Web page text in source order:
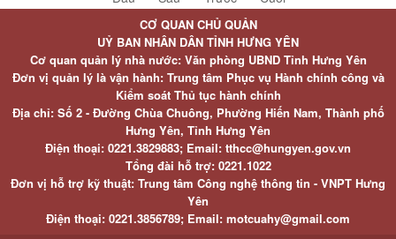
CƠ QUAN CHỦ QUẢN
UỶ BAN NHÂN DÂN TỈNH HƯNG YÊN
Cơ quan quản lý nhà nước: Văn phòng UBND Tỉnh Hưng Yên
Đơn vị quản lý là vận hành: Trung tâm Phục vụ Hành chính công và
Kiểm soát Thủ tục hành chính
Địa chỉ: Số 2 - Đường Chùa Chuông, Phường Hiến Nam, Thành phố
Hưng Yên, Tỉnh Hưng Yên
Điện thoại: 0221.3829883; Email: tthcc@hungyen.gov.vn
Tổng đài hỗ trợ: 0221.1022
Đơn vị hỗ trợ kỹ thuật: Trung tâm Công nghệ thông tin - VNPT Hưng
Yên
Điện thoại: 0221.3856789; Email: motcuahy@gmail.com